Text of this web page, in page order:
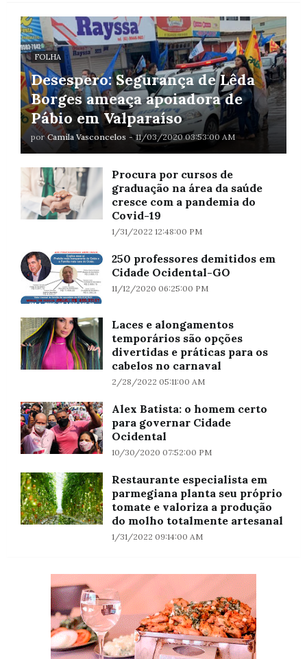
FOLHA
Desespero: Segurança de Lêda
Borges ameaça apoiadora de
Pábio em Valparaíso
por Camila Vasconcelos - 11/03/2020 03:53:00 AM
Procura por cursos de
graduação na área da saúde
cresce com a pandemia do
Covid-19
1/31/2022 12:48:00 PM
250 professores demitidos em
Cidade Ocidental-GO
11/12/2020 06:25:00 PM
Laces e alongamentos
temporários são opções
divertidas e práticas para os
cabelos no carnaval
2/28/2022 05:11:00 AM
Alex Batista: o homem certo
para governar Cidade
Ocidental
10/30/2020 07:52:00 PM
Restaurante especialista em
parmegiana planta seu próprio
tomate e valoriza a produção
do molho totalmente artesanal
1/31/2022 09:14:00 AM